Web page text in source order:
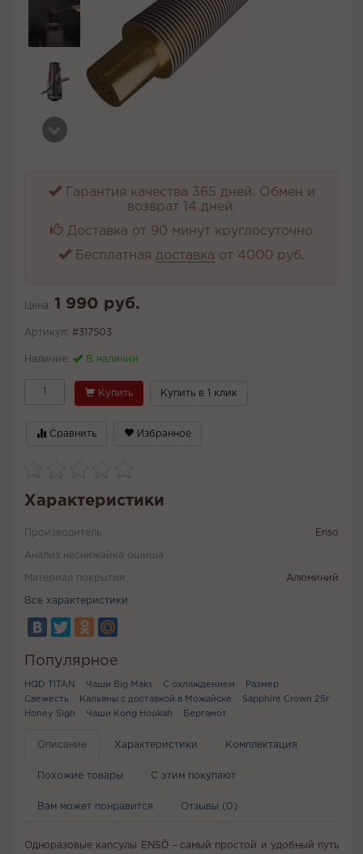
Гарантия качества 365 дней. Обмен и
возврат 14 дней.
Доставка от 90 минут круглосуточно
Бесплатная доставка от 4000 руб.
Цена: 1 990 руб.
Артикул: #317503
Наличие: В наличии
Купить Купить в 1 клик
Сравнить Избранное
Характеристики
Производитель Enso
Анализ неснижайка ошиша
Материал покрытия Алюминий
Все характеристики
Популярное
HQD TITAN Чаши Big Maks С охлаждением
Размер
Свежесть
Кальяны с доставкой в Можайске
Sapphire Crown 25г
Honey Sigh
Чаши Kong Hookah Бергамот
Описание Характеристики Комплектация
Похожие товары С этим покупают
Вам может понравится Отзывы (0)
Одноразовые капсулы ENSŌ – самый простой и удобный путь